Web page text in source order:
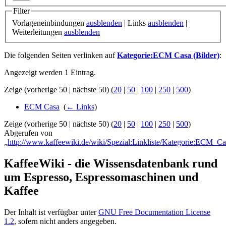
Filter
Vorlageneinbindungen ausblenden | Links ausblenden |
Weiterleitungen ausblenden
Die folgenden Seiten verlinken aufKategorie:ECM Casa (Bilder):
Angezeigt werden 1 Eintrag.
Zeige (vorherige 50 | nächste 50) (20 | 50 | 100 | 250 | 500)
ECM Casa (← Links)
Zeige (vorherige 50 | nächste 50) (20 | 50 | 100 | 250 | 500)
Abgerufen von
„http://www.kaffeewiki.de/wiki/Spezial:Linkliste/
KaffeeWiki - die Wissensdatenbank rund
um Espresso, Espressomaschinen und
Kaffee
Der Inhalt ist verfügbar unterGNU Free Documentation License
1.2, sofern nicht anders angegeben.